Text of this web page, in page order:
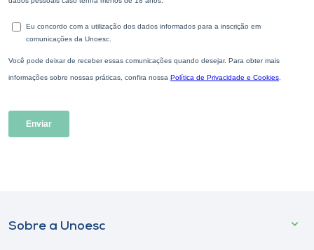
Sobre a Unoesc